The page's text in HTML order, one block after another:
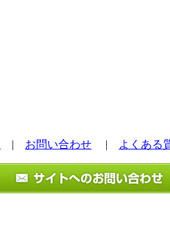
| お問い合わせ | よくある